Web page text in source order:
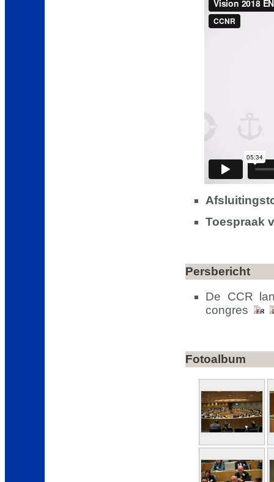
Toespraak
Persbericht
De CCR
congres
Fotoalbum